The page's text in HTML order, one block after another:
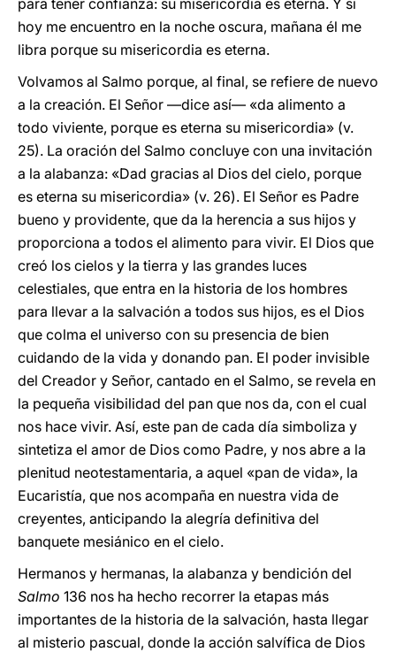
para tener confianza: su misericordia es eterna. Y si
hoy me encuentro en la noche oscura, mañana él me
libra porque su misericordia es eterna.
Volvamos al Salmo porque, al final, se refiere de nuevo
a la creación. El Señor —dice así— «da alimento a
todo viviente, porque es eterna su misericordia» (v.
25). La oración del Salmo concluye con una invitación
a la alabanza: «Dad gracias al Dios del cielo, porque
es eterna su misericordia» (v. 26). El Señor es Padre
bueno y providente, que da la herencia a sus hijos y
proporciona a todos el alimento para vivir. El Dios que
creó los cielos y la tierra y las grandes luces
celestiales, que entra en la historia de los hombres
para llevar a la salvación a todos sus hijos, es el Dios
que colma el universo con su presencia de bien
cuidando de la vida y donando pan. El poder invisible
del Creador y Señor, cantado en el Salmo, se revela en
la pequeña visibilidad del pan que nos da, con el cual
nos hace vivir. Así, este pan de cada día simboliza y
sintetiza el amor de Dios como Padre, y nos abre a la
plenitud neotestamentaria, a aquel «pan de vida», la
Eucaristía, que nos acompaña en nuestra vida de
creyentes, anticipando la alegría definitiva del
banquete mesiánico en el cielo.
Hermanos y hermanas, la alabanza y bendición del
Salmo 136 nos ha hecho recorrer la etapas más
importantes de la historia de la salvación, hasta llegar
al misterio pascual, donde la acción salvífica de Dios